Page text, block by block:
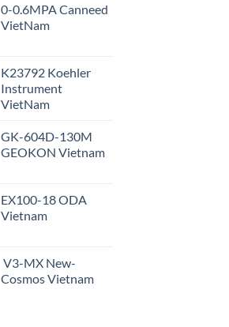
0-0.6MPA Canneed
VietNam
K23792 Koehler
Instrument
VietNam
GK-604D-130M
GEOKON Vietnam
EX100-18 ODA
Vietnam
V3-MX New-
Cosmos Vietnam